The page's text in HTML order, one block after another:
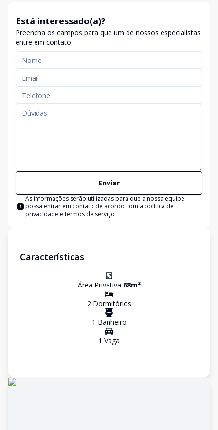
Está interessado(a)?
Preencha os campos para que um de nossos especialistas
entre em contato
Enviar
As informações serão utilizadas para que a nossa equipe
possa entrar em contato de acordo com a política de
privacidade e termos de serviço
Características
Área Privativa 68m²
2Dormitórios
1 Banheiro
1 Vaga